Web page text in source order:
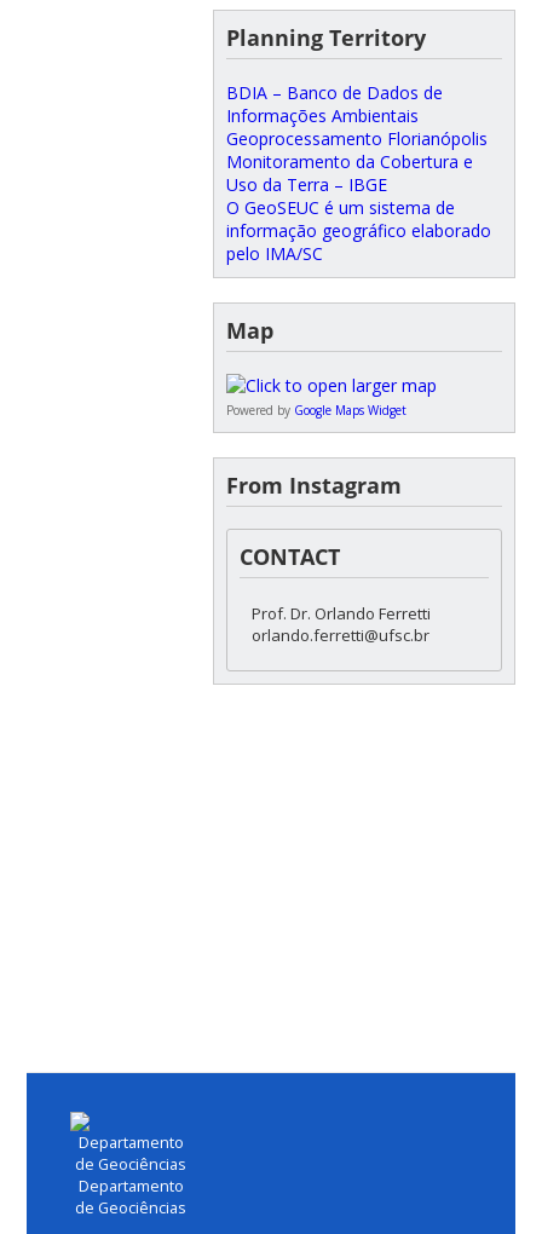
Planning Territory
BDIA – Banco de Dados de
Informações Ambientais
Geoprocessamento Florianópolis
Monitoramento da Cobertura e
Uso da Terra – IBGE
O GeoSEUC é um sistema de
informação geográfico elaborado
pelo IMA/SC
Map
Powered by Google Maps Widget
From Instagram
CONTACT
Prof. Dr. Orlando Ferretti
orlando.ferretti@ufsc.br
Departamento
de Geociências